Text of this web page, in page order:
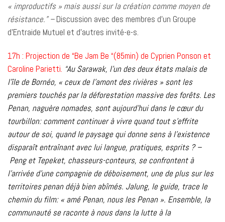
« improductifs » mais aussi sur la création comme moyen de
résistance.” –Discussion avec des membres d’un Groupe
d’Entraide Mutuel et d’autres invité-e-s.
17h : Projection de “Be Jam Be “(85min) de Cyprien Ponson et
Caroline Parietti. “Au Sarawak, l’un des deux états malais de
l’île de Bornéo, « ceux de l’amont des rivières » sont les
premiers touchés par la déforestation massive des forêts. Les
Penan, naguère nomades, sont aujourd’hui dans le cœur du
tourbillon: comment continuer à vivre quand tout s’effrite
autour de soi, quand le paysage qui donne sens à l’existence
disparaît entraînant avec lui langue, pratiques, esprits ? –
Peng et Tepeket, chasseurs-conteurs, se confrontent à
l’arrivée d’une compagnie de déboisement, une de plus sur les
territoires penan déjà bien abîmés. Jalung, le guide, trace le
chemin du film: « amé Penan, nous les Penan ». Ensemble, la
communauté se raconte à nous dans la lutte à la